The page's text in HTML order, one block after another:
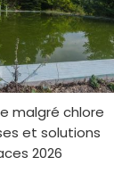
malgré chlore
et solutions
2026